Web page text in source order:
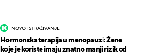
NOVO ISTRAŽIVANJE
Hormonska terapija u menopauzi: Žene
koje je koriste imaju znatno manji rizik od